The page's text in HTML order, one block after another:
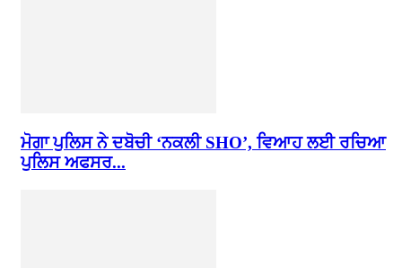
ਮੋਗਾ ਪੁਲਿਸ ਨੇ ਦਬੋਚੀ ‘ਨਕਲੀ SHO’, ਵਿਆਹ ਲਈ ਰਚਿਆ
ਪੁਲਿਸ ਅਫਸਰ...